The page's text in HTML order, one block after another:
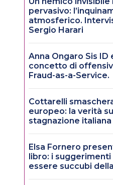
pervasivo:
atmosferico.
Sergio Harari
Anna Ongaro Sis ID
concetto di
Fraud-as-a-Service.
Cottarelli
europeo: la verità
stagnazione italiana
Elsa Fornero
libro: i
essere succubi